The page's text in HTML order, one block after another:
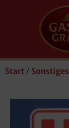
Start / Sonstiges